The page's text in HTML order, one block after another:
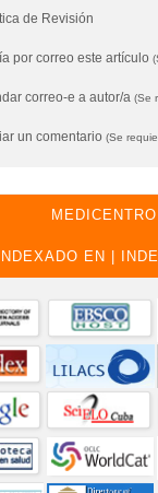
de Revisión
por correo este artículo
correo-e a autor/a(Se
un comentario(Se
MEDICENTRO
INDEXADO EN |